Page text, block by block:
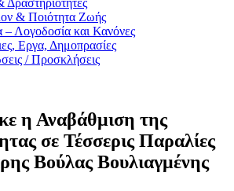
Δραστηριότητες
& Ποιότητα Ζωής
– Λογοδοσία και Κανόνες
Εργα, Δημοπρασίες
/ Προσκλήσεις
η Αναβάθμιση της
σε Τέσσερις Παραλίες
Βούλας Βουλιαγμένης